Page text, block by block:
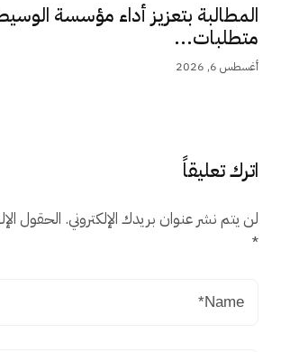
المطالبة بتعزيز أداء مؤسسة
متطلبات...
أغسطس 6, 2026
اترك تعليقاً
لن يتم نشر عنوان بريدك الإلكتروني. الحقول
*